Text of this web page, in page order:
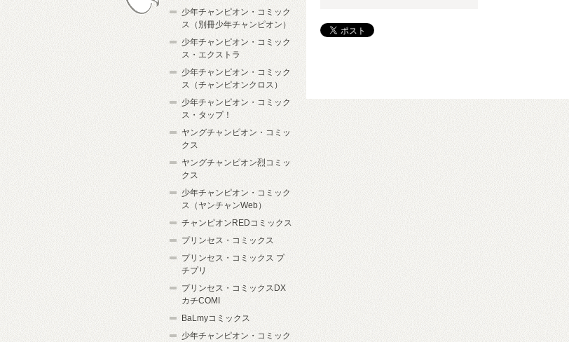
少年チャンピオン・コミック
ス（別冊少年チャンピオン）
少年チャンピオン・コミック
ス・エクストラ
少年チャンピオン・コミック
ス（チャンピオンクロス）
少年チャンピオン・コミック
ス・タップ！
ヤングチャンピオン・コミッ
クス
ヤングチャンピオン烈コミッ
クス
少年チャンピオン・コミック
ス（ヤンチャンWeb）
チャンピオンREDコミックス
プリンセス・コミックス
プリンセス・コミックス プ
チプリ
プリンセス・コミックスDX
カチCOMI
BaLmyコミックス
少年チャンピオン・コミック